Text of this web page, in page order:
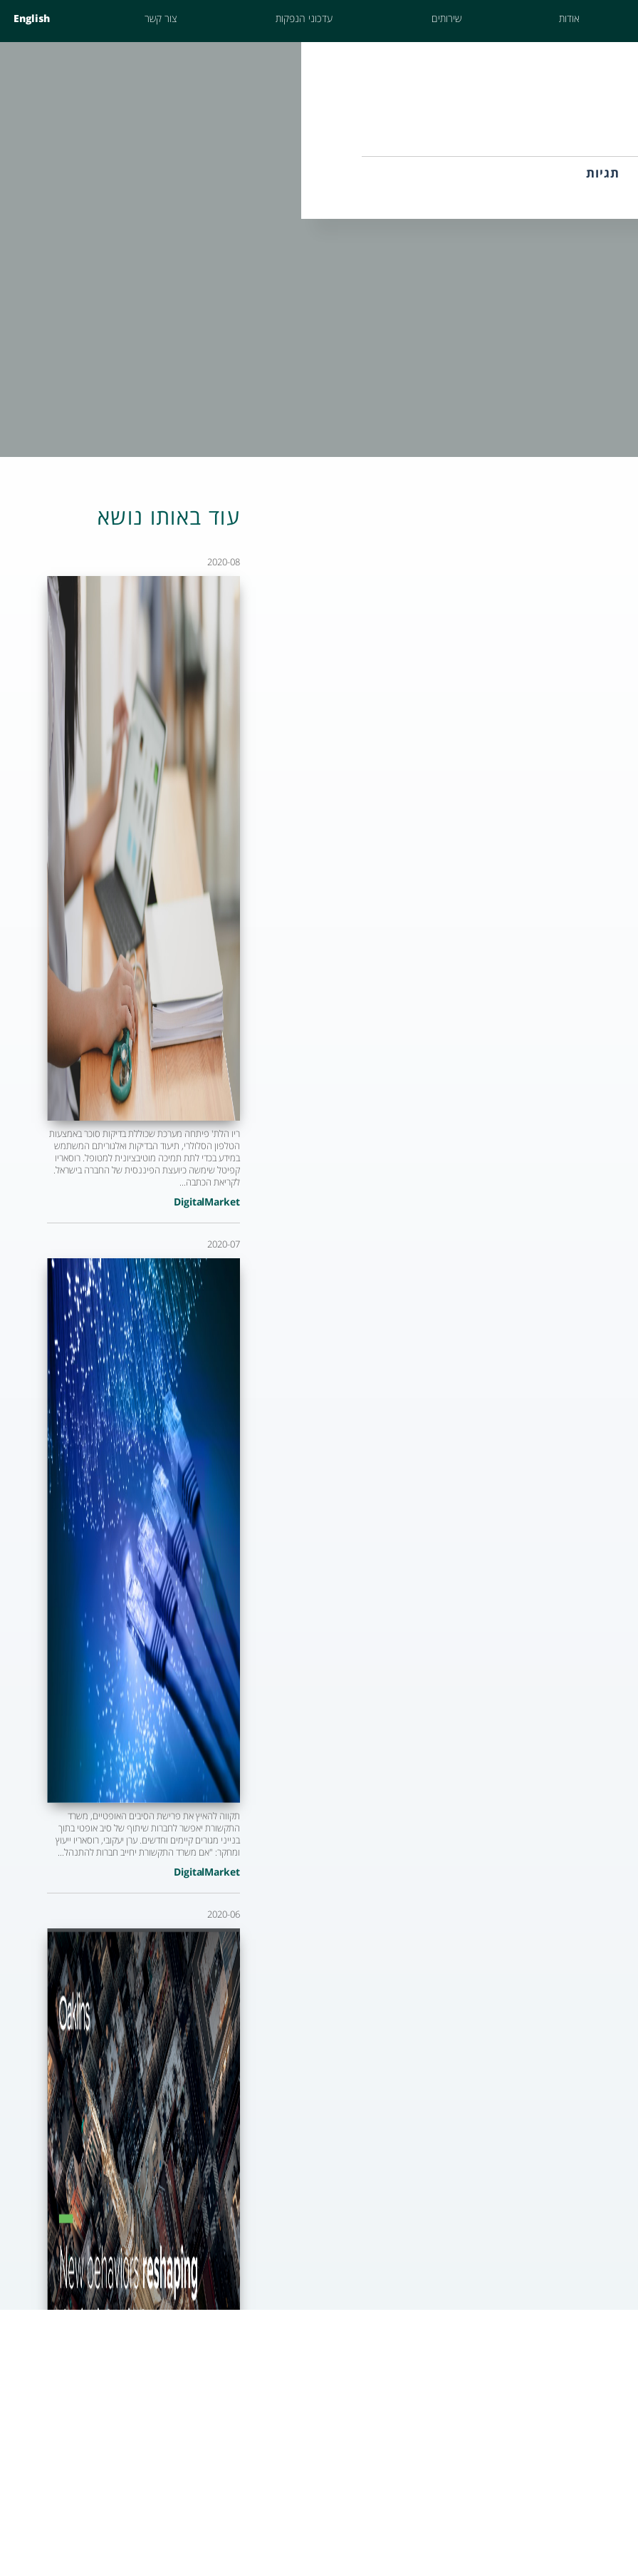
אודות שירותים עדכוני הנפקות צור קשר English
תגיות
עוד באותו נושא
2020-08
ריו הלת' פיתחה מערכת שכוללת בדיקות סוכר באמצעות
הטלפון הסלולרי, תיעוד הבדיקות ואלגוריתם המשתמש
במידע בכדי לתת תמיכה מוטיבציונית למטופל. רוסאריו
קפיטל שימשה כיועצת הפיננסית של החברה בישראל.
לקריאת הכתבה...
DigitalMarket
2020-07
תקווה להאיץ את פרישת הסיבים האופטיים, משרד
התקשורת יאפשר לחברות שיתוף של סיב אופטי בתוך
בנייני מגורים קיימים וחדשים. ערן יעקובי, רוסאריו ייעוץ
ומחקר: "אם משרד התקשורת יחייב חברות להתנהל...
DigitalMarket
2020-06